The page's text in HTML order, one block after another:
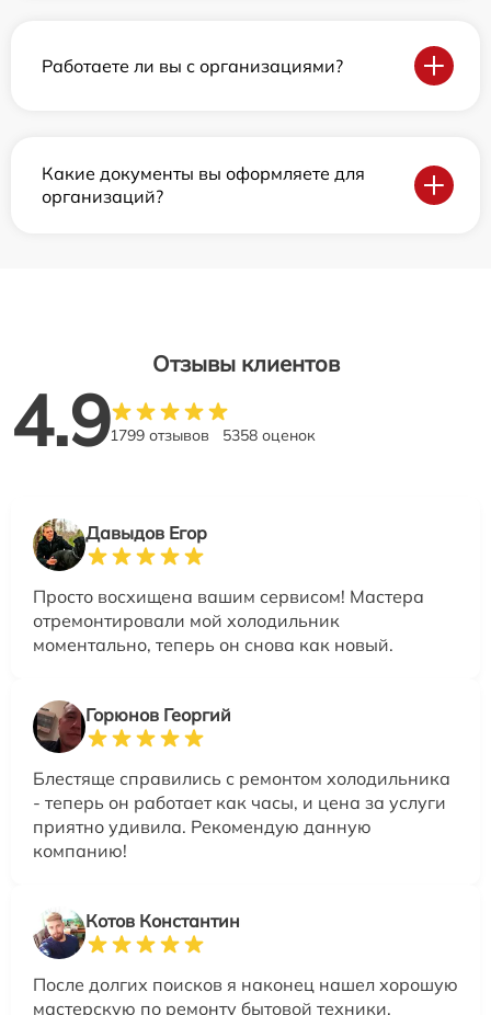
Работаете ли вы с организациями?
Какие документы вы оформляете для
организаций?
Отзывы клиентов
4.91799 отзывов 5358 оценок
Давыдов Егор
Просто восхищена вашим сервисом! Мастера
отремонтировали мой холодильник
моментально, теперь он снова как новый.
Горюнов Георгий
Блестяще справились с ремонтом холодильника
- теперь он работает как часы, и цена за услуги
приятно удивила. Рекомендую данную
компанию!
Котов Константин
После долгих поисков я наконец нашел хорошую
мастерскую по ремонту бытовой техники.